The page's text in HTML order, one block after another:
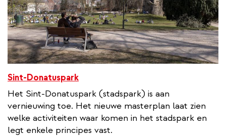
Sint-Donatuspark
Het Sint-Donatuspark (stadspark) is aan
vernieuwing toe. Het nieuwe masterplan laat zien
welke activiteiten waar komen in het stadspark en
legt enkele principes vast.